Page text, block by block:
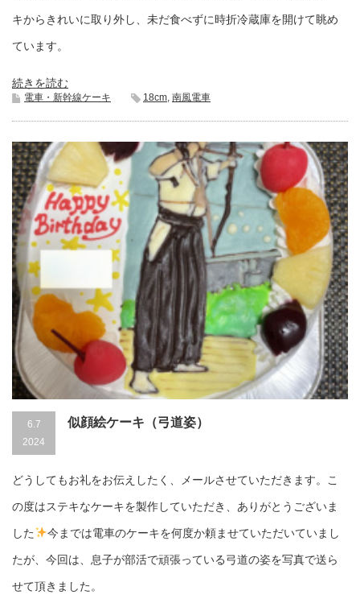
キからきれいに取り外し、未だ食べずに時折冷蔵庫を開けて眺め
ています。
続きを読む
電車・新幹線ケーキ 18cm 南風電車
6.7
2024
似顔絵ケーキ（弓道姿）
どうしてもお礼をお伝えしたく、メールさせていただきます。こ
の度はステキなケーキを製作していただき、ありがとうございま
した 今までは電車のケーキを何度か頼ませていただいていまし
たが、今回は、息子が部活で頑張っている弓道の姿を写真で送ら
せて頂きました。